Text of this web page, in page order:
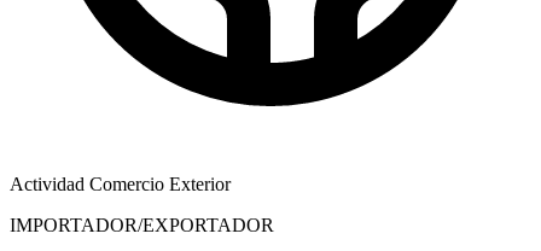
Actividad Comercio Exterior
IMPORTADOR/EXPORTADOR